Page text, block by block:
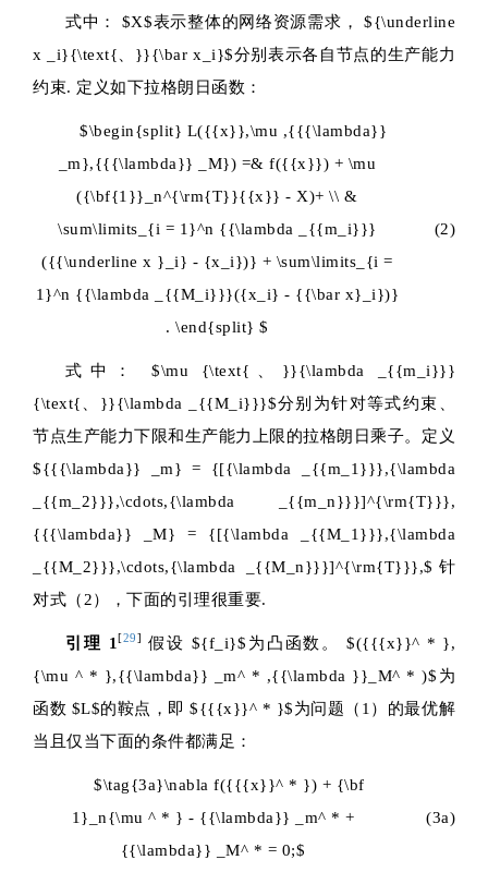
式中： $X$表示整体的网络资源需求，${\underline
x _i}{\text{、}}{\bar x_i}$分别表示各自节点的生产能力
约束. 定义如下拉格朗日函数：
$\begin{split} L({{x}},\mu ,{{{\lambda}}
_m},{{{\lambda}} _M}) =& f({{x}}) + \mu
({\bf{1}}_n^{\rm{T}}{{x}} - X)+ \\ &
\sum\limits_{i = 1}^n {{\lambda _{{m_i}}}
({{\underline x }_i} - {x_i})} + \sum\limits_{i =
1}^n {{\lambda _{{M_i}}}({x_i} - {{\bar x}_i})}
. \end{split} $
(2)
式中：$\mu {\text{、}}{\lambda _{{m_i}}}
{\text{、}}{\lambda _{{M_i}}}$分别为针对等式约束、
节点生产能力下限和生产能力上限的拉格朗日乘子。定义
${{{\lambda}} _m} = {[{\lambda _{{m_1}}},{\lambda
_{{m_2}}},\cdots,{\lambda _{{m_n}}}]^{\rm{T}}},
{{{\lambda}} _M} = {[{\lambda _{{M_1}}},{\lambda
_{{M_2}}},\cdots,{\lambda _{{M_n}}}]^{\rm{T}}},$ 针
对式（2），下面的引理很重要.
引理 1[29] 假设 ${f_i}$ 为凸函数。$({{{x}}^ * },
{\mu ^ * },{{\lambda}} _m^ * ,{{\lambda }}_M^ * )$ 为
函数 $L$的鞍点，即${{{x}}^ * }$为问题（1）的最优解
当且仅当下面的条件都满足：
$\tag{3a}\nabla f({{{x}}^ * }) + {\bf
1}_n{\mu ^ * } - {{\lambda}} _m^ * +
{{\lambda}} _M^ * = 0;$
(3a)